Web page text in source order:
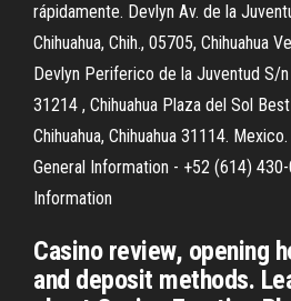
rápidamente. Devlyn Av. de la
Chihuahua, Chih., 05705, Chihuahua
Devlyn Periferico de la Juventud S/n
31214 , Chihuahua Plaza del Sol
Chihuahua, Chihuahua 31114.
General Information - +52 (614) 430-
Information
Casino review, opening
and deposit methods.